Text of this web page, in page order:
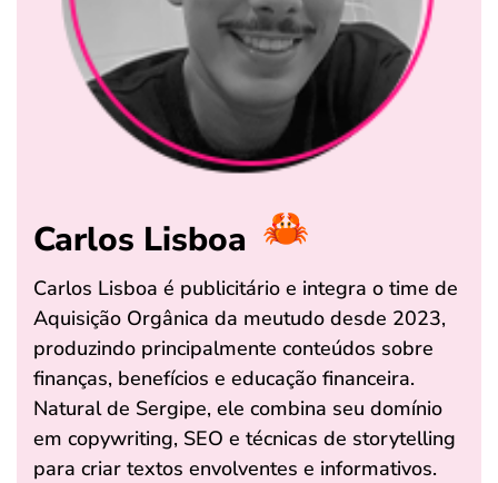
Carlos Lisboa
Carlos Lisboa é publicitário e integra o time de
Aquisição Orgânica da meutudo desde 2023,
produzindo principalmente conteúdos sobre
finanças, benefícios e educação financeira.
Natural de Sergipe, ele combina seu domínio
em copywriting, SEO e técnicas de storytelling
para criar textos envolventes e informativos.